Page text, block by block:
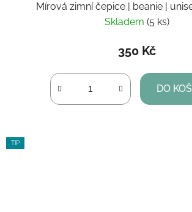
Mírová zimní čepice | beanie |
Skladem (5 ks)
350 Kč
DO
TIP